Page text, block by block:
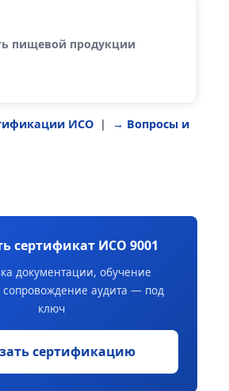
пищевой продукции
ИСО |
→ Вопросы и
сертификат ИСО 9001
документации, обучение
сопровождение аудита — под
ключ
сертификацию